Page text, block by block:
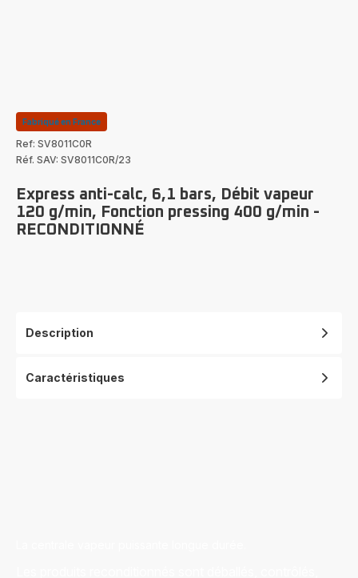
Fabriqué en France
Ref: SV8011C0R
Réf. SAV: SV8011C0R/23
Express anti-calc, 6,1 bars, Débit vapeur
120 g/min, Fonction pressing 400 g/min -
RECONDITIONNÉ
Description
Caractéristiques